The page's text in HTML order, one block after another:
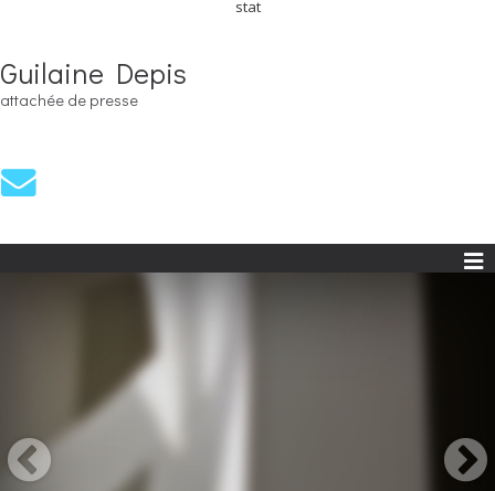
stat
Guilaine Depis
attachée de presse